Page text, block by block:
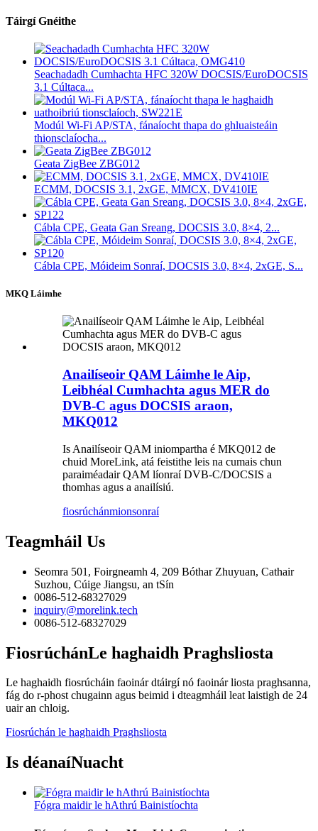
Táirgí Gnéithe
Seachadadh Cumhachta HFC 320W DOCSIS/EuroDOCSIS
3.1 Cúltaca...
Modúl Wi-Fi AP/STA, fánaíocht thapa do ghluaisteáin
thionsclaíocha...
Geata ZigBee ZBG012
ECMM, DOCSIS 3.1, 2xGE, MMCX, DV410IE
Cábla CPE, Geata Gan Sreang, DOCSIS 3.0, 8×4, 2...
Cábla CPE, Móideim Sonraí, DOCSIS 3.0, 8×4, 2xGE, S...
MKQ Láimhe
Anailíseoir QAM Láimhe le Aip,
Leibhéal Cumhachta agus MER do
DVB-C agus DOCSIS araon,
MKQ012
Is Anailíseoir QAM iniompartha é MKQ012 de
chuid MoreLink, atá feistithe leis na cumais chun
paraiméadair QAM líonraí DVB-C/DOCSIS a
thomhas agus a anailísiú.
fiosrúchánmionsonraí
Teagmháil Us
Seomra 501, Foirgneamh 4, 209 Bóthar Zhuyuan, Cathair
Suzhou, Cúige Jiangsu, an tSín
0086-512-68327029
inquiry@morelink.tech
0086-512-68327029
FiosrúchánLe haghaidh Praghsliosta
Le haghaidh fiosrúcháin faoinár dtáirgí nó faoinár liosta praghsanna,
fág do r-phost chugainn agus beimid i dteagmháil leat laistigh de 24
uair an chloig.
Fiosrúchán le haghaidh Praghsliosta
Is déanaíNuacht
Fógra maidir le hAthrú Bainistíochta